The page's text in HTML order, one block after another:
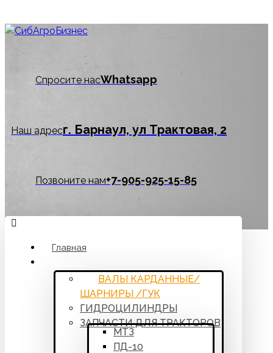
Спросите насWhatsapp
Наш адресг. Барнаул, ул Трактовая, 2
Позвоните нам‪+7-905-925-15-85
Главная
ВАЛЫ КАРДАННЫЕ/
ШАРНИРЫ /ГУК
ГИДРОЦИЛИНДРЫ
ЗАПЧАСТИ ДЛЯ ТРАКТОРОВ
МТЗ
ПД-10